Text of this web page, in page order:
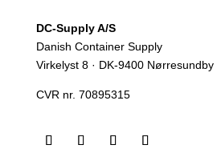
DC-Supply A/S
Danish Container Supply
Virkelyst 8 · DK-9400 Nørresundby
CVR nr. 70895315